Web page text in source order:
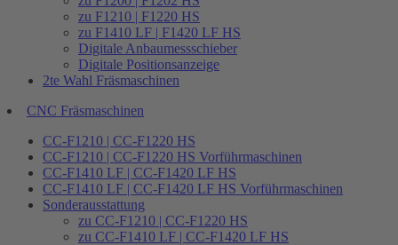
zu F1210 | F1220 HS
zu F1410 LF | F1420 LF HS
Digitale Anbaumessschieber
Digitale Positionsanzeige
2te Wahl Fräsmaschinen
CNC Fräsmaschinen
CC-F1210 | CC-F1220 HS
CC-F1210 | CC-F1220 HS Vorführmaschinen
CC-F1410 LF | CC-F1420 LF HS
CC-F1410 LF | CC-F1420 LF HS Vorführmaschinen
Sonderausstattung
zu CC-F1210 | CC-F1220 HS
zu CC-F1410 LF | CC-F1420 LF HS